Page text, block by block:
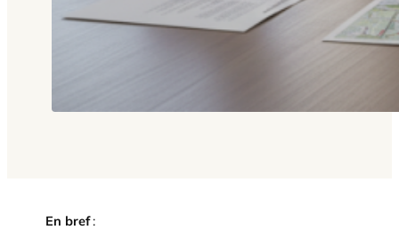
En bref: